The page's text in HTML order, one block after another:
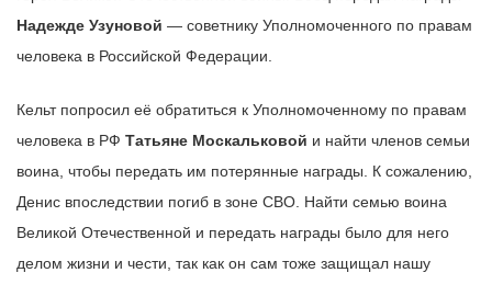
Надежде Узуновой — советнику Уполномоченного по правам
человека в Российской Федерации.
Кельт попросил её обратиться к Уполномоченному по правам
человека в РФ Татьяне Москальковой и найти членов семьи
воина, чтобы передать им потерянные награды. К сожалению,
Денис впоследствии погиб в зоне СВО. Найти семью воина
Великой Отечественной и передать награды было для него
делом жизни и чести, так как он сам тоже защищал нашу